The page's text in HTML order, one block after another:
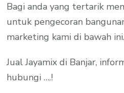
Bagi anda yang tertarik
untuk pengecoran
marketing kami di bawah ini.
Jual Jayamix di Banjar,
hubungi ….!